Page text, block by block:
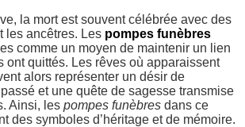
la mort est souvent célébrée avec des
les ancêtres. Les pompes funèbres
comme un moyen de maintenir un lien
ont quittés. Les rêves où apparaissent
alors représenter un désir de
et une quête de sagesse transmise
Ainsi, les pompes funèbres dans ce
des symboles d’héritage et de mémoire.